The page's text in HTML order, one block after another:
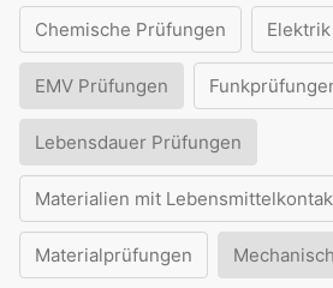
Chemische Prüfungen
EMV Prüfungen
Lebensdauer Prüfungen
Materialien mit
Materialprüfungen